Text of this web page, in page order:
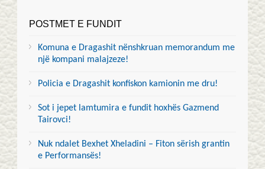
POSTMET E FUNDIT
Komuna e Dragashit nënshkruan memorandum me
një kompani malajzeze!
Policia e Dragashit konfiskon kamionin me dru!
Sot i jepet lamtumira e fundit hoxhës Gazmend
Tairovci!
Nuk ndalet Bexhet Xheladini – Fiton sërish grantin
e Performansës!